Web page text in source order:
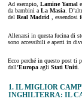
Ad esempio, Lamine Yamal e
da bambini a La Masia .
del Real Madrid ,
Allenarsi in questa fucina di
sono accessibili e aperti in
Ecco perché in questo post ti
dall’Europa agli Stati Uniti
1. IL MIGLIOR
INGHILTERRA: IL